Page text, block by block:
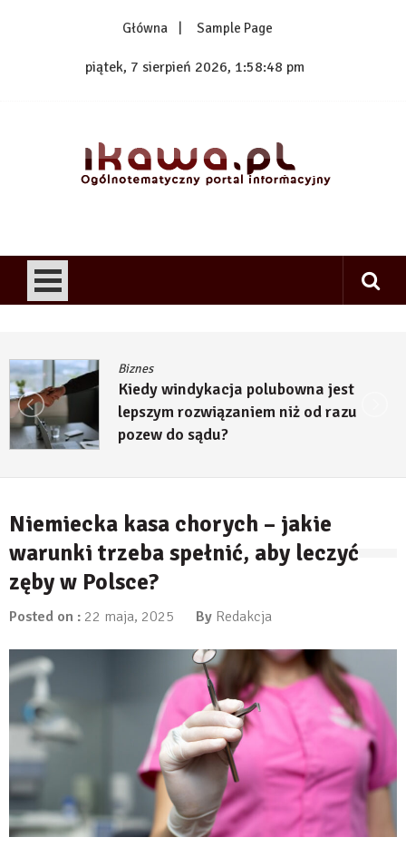
Główna Sample Page
piątek, 7 sierpień 2026, 1:58:48 pm
Biznes
Kiedy windykacja polubowna jest
lepszym rozwiązaniem niż od razu
pozew do sądu?
Niemiecka kasa chorych – jakie
warunki trzeba spełnić, aby leczyć
zęby w Polsce?
Posted on : 22 maja, 2025 By Redakcja